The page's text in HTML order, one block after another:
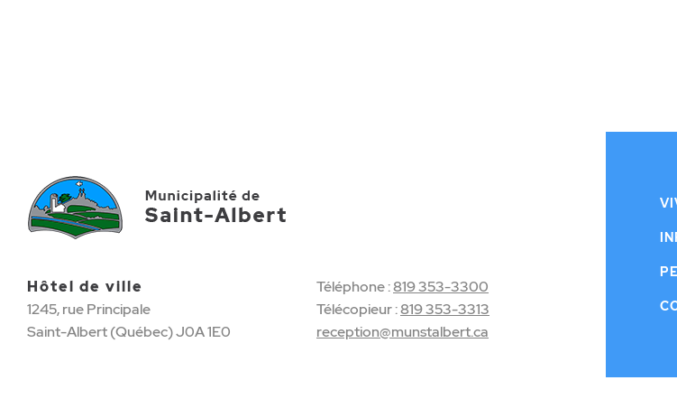
Hôtel de ville
1245, rue Principale
Saint-Albert (Québec) J0A 1E0
Téléphone :819 353-3300
Télécopieur :819 353-3313
reception@munstalbert.ca